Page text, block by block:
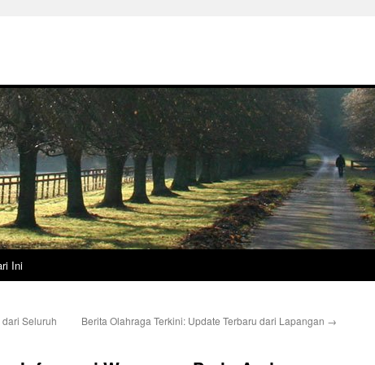
Ini
Seluruh
Berita Olahraga Terkini: Update Terbaru dari Lapangan →